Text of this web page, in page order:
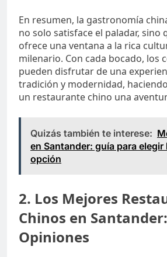
En resumen, la gastronomía
no solo satisface el paladar, sino
ofrece una ventana a la rica
milenario. Con cada bocado, los
pueden disfrutar de una
tradición y modernidad,
un restaurante chino una
Quizás también te interese:
en Santander: guía para elegir
opción
2. Los Mejores
Chinos en
Opiniones